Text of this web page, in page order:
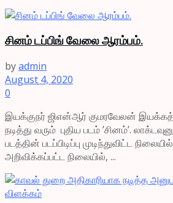
சினம் டப்பிங் வேலை ஆரம்பம்.
byadmin
August 4, 2020
0
இயக்குநர் ஜிஎன்ஆர் குமரவேலன்
நடித்து வரும் புதிய படம் ’சினம்’.
படத்தின் படப்பிடிப்பு முடிந்துவிட்ட
அறிவிக்கப்பட்ட நிலையில், ...